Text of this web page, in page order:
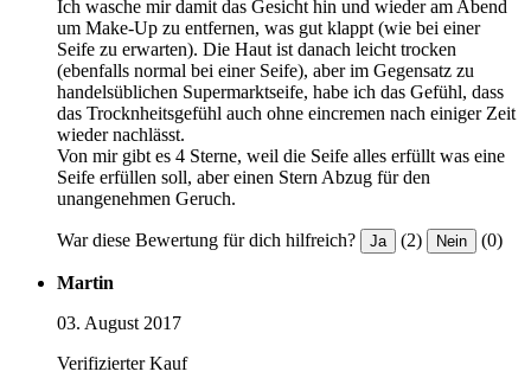
Ich wasche mir damit das Gesicht hin und wieder am Abend
um Make-Up zu entfernen, was gut klappt (wie bei einer
Seife zu erwarten). Die Haut ist danach leicht trocken
(ebenfalls normal bei einer Seife), aber im Gegensatz zu
handelsüblichen Supermarktseife, habe ich das Gefühl, dass
das Trocknheitsgefühl auch ohne eincremen nach einiger Zeit
wieder nachlässt.
Von mir gibt es 4 Sterne, weil die Seife alles erfüllt was eine
Seife erfüllen soll, aber einen Stern Abzug für den
unangenehmen Geruch.
War diese Bewertung für dich hilfreich? Ja (2) Nein (0)
Martin
03. August 2017
Verifizierter Kauf